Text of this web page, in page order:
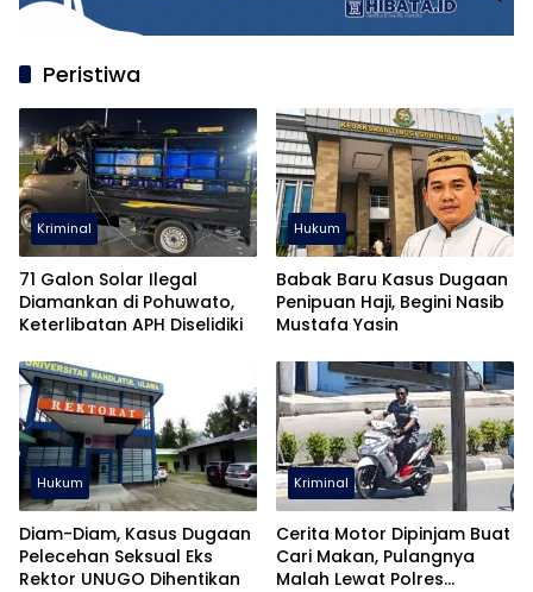
Peristiwa
Kriminal
71 Galon Solar Ilegal
Diamankan di Pohuwato,
Keterlibatan APH Diselidiki
Hukum
Babak Baru Kasus Dugaan
Penipuan Haji, Begini Nasib
Mustafa Yasin
Hukum
Diam-Diam, Kasus Dugaan
Pelecehan Seksual Eks
Rektor UNUGO Dihentikan
Kriminal
Cerita Motor Dipinjam Buat
Cari Makan, Pulangnya
Malah Lewat Polres